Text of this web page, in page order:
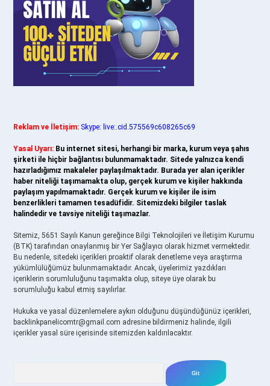
Reklam ve İletişim: Skype: live:.cid.575569c608265c69
Yasal Uyarı: Bu internet sitesi, herhangi bir marka, kurum veya şahıs
şirketi ile hiçbir bağlantısı bulunmamaktadır. Sitede yalnızca kendi
hazırladığımız makaleler paylaşılmaktadır. Burada yer alan içerikler
haber niteliği taşımamakta olup, gerçek kurum ve kişiler hakkında
paylaşım yapılmamaktadır. Gerçek kurum ve kişiler ile isim
benzerlikleri tamamen tesadüfidir. Sitemizdeki bilgiler taslak
halindedir ve tavsiye niteliği taşımazlar.
Sitemiz, 5651 Sayılı Kanun gereğince Bilgi Teknolojileri ve İletişim Kurumu
(BTK) tarafından onaylanmış bir Yer Sağlayıcı olarak hizmet vermektedir.
Bu nedenle, sitedeki içerikleri proaktif olarak denetleme veya araştırma
yükümlülüğümüz bulunmamaktadır. Ancak, üyelerimiz yazdıkları
içeriklerin sorumluluğunu taşımakta olup, siteye üye olarak bu
sorumluluğu kabul etmiş sayılırlar.
Hukuka ve yasal düzenlemelere aykırı olduğunu düşündüğünüz içerikleri,
backlinkpanelicomtr@gmail.com adresine bildirmeniz halinde, ilgili
içerikler yasal süre içerisinde sitemizden kaldırılacaktır.